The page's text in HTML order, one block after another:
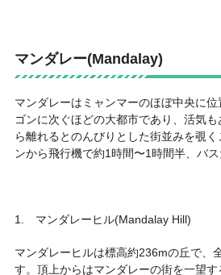
マンダレー(Mandalay)
マンダレーはミャンマーのほぼ中央に
ゴンに次ぐほどの大都市であり、活気
ら離れるとのんびりとした街並みを覗
ンから飛行機で約1時間〜1時間半、バス
1. マンダレーヒル(Mandalay Hill)
マンダレーヒルは標高約236mの丘で、
す。頂上からはマンダレーの街を一望